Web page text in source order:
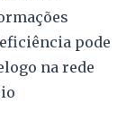
pode
na rede